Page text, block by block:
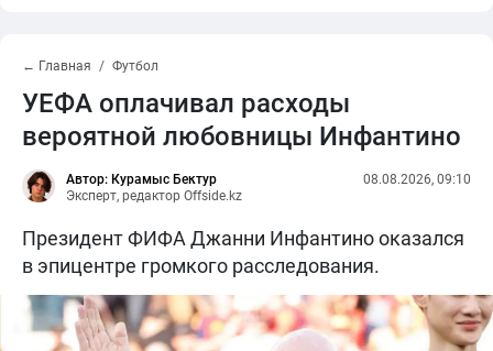
← Главная Футбол
УЕФА оплачивал расходы
вероятной любовницы Инфантино
Автор: Курамыс Бектур
Эксперт, редактор Offside.kz
08.08.2026, 09:10
Президент ФИФА Джанни Инфантино оказался
в эпицентре громкого расследования.